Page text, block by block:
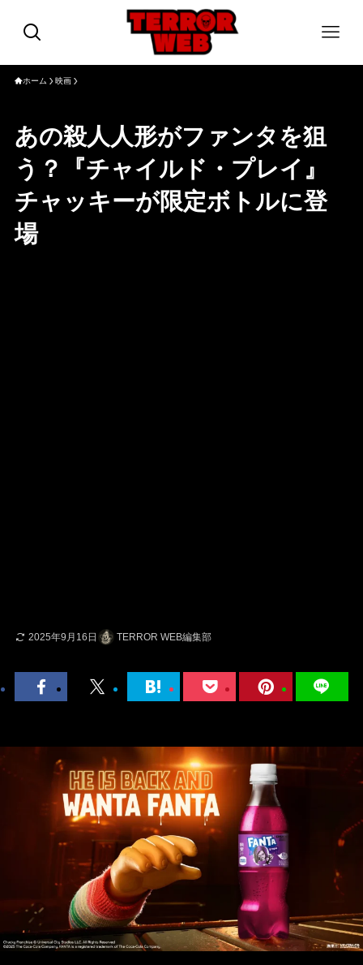
ホーム 映画
あの殺人人形がファンタを狙
う？『チャイルド・プレイ』
チャッキーが限定ボトルに登
場
2025年9月16日 TERROR WEB編集部